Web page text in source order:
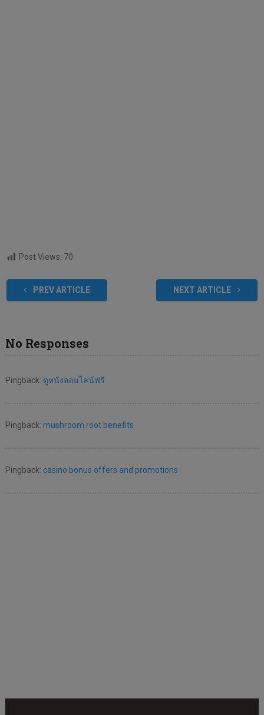
Post Views: 70
PREV ARTICLE NEXT ARTICLE
No Responses
Pingback: ดูหนังออนไลน์ฟรี
Pingback: mushroom root benefits
Pingback: casino bonus offers and promotions